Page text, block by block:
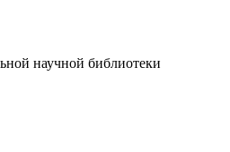
научной библиотеки